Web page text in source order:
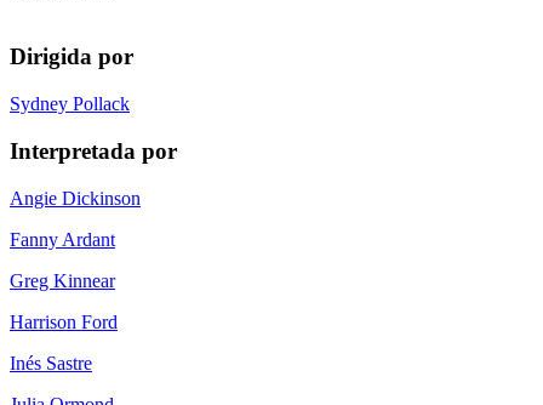
Dirigida por
Sydney Pollack
Interpretada por
Angie Dickinson
Fanny Ardant
Greg Kinnear
Harrison Ford
Inés Sastre